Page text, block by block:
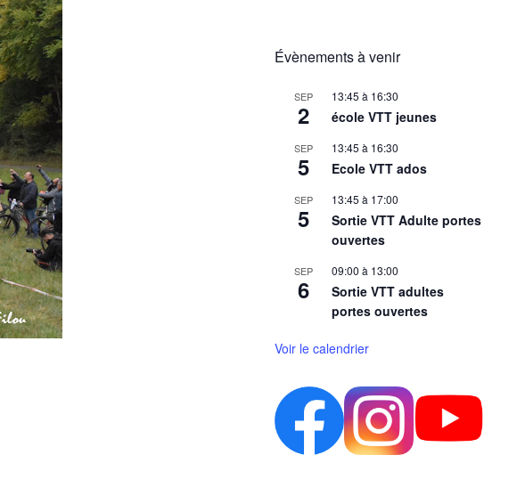
Évènements à venir
SEP
2
13:45 à 16:30
école VTT jeunes
SEP
5
13:45 à 16:30
Ecole VTT ados
SEP
5
13:45 à 17:00
Sortie VTT Adulte portes
ouvertes
SEP
6
09:00 à 13:00
Sortie VTT adultes
portes ouvertes
Voir le calendrier